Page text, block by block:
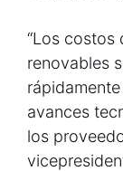
“Los costos
renovables
avances
los